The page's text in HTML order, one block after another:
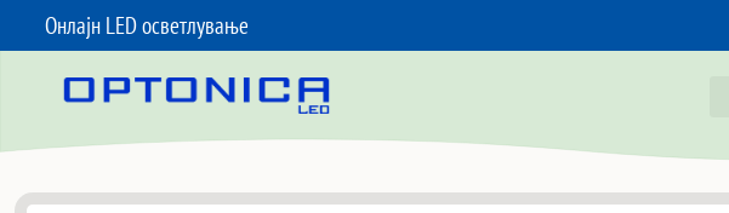
Онлајн LED осветлување